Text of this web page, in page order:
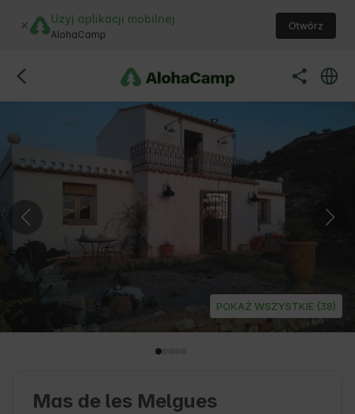
Użyj aplikacji mobilnej
AlohaCamp
Otwórz
POKAŻ WSZYSTKIE (38)
Mas de les Melgues